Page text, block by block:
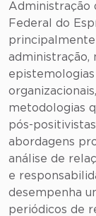
Administração
Federal do
administração,
metodologias
pós-
abordagens
análise de
e
desempenha
periódicos de